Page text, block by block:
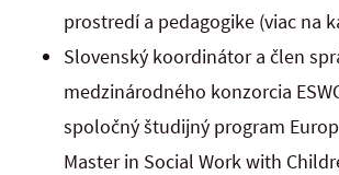
prostredí a pedagogike (viac na
Slovenský koordinátor a člen
medzinárodného konzorcia
spoločný študijný program
Master in Social Work with